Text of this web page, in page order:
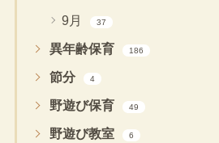
9月 37
異年齢保育 186
節分 4
野遊び保育 49
野遊び教室 6